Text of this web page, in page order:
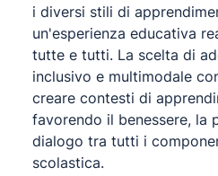
i diversi stili di
un'esperienza educativa
tutte e tutti. La scelta di
inclusivo e multimodale
creare contesti di
favorendo il benessere, la
dialogo tra tutti i
scolastica.